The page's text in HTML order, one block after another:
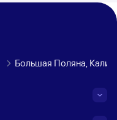
Большая Поляна,